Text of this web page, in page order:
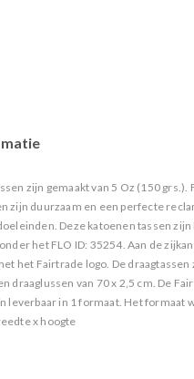
zijn gemaakt van 5 Oz (150 grs.).
zijn duurzaam en een perfecte
Deze katoenen tassen
het FLO ID: 35254. Aan de
het Fairtrade logo. De
draaglussen van 70 x 2,5 cm. De
leverbaar in 1 formaat. Het formaat
x hoogte